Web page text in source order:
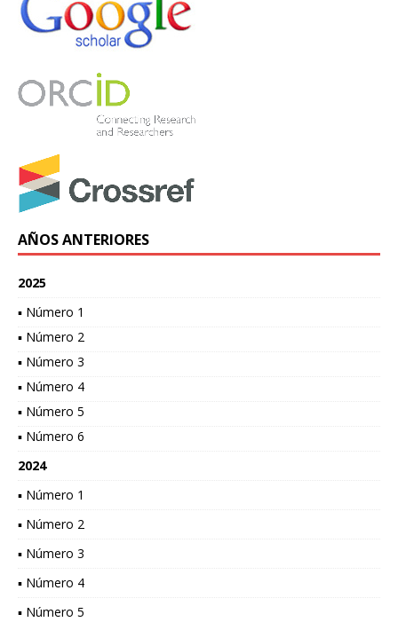
AÑOS ANTERIORES
2025
▪ Número 1
▪ Número 2
▪ Número 3
▪ Número 4
▪ Número 5
▪ Número 6
2024
▪ Número 1
▪ Número 2
▪ Número 3
▪ Número 4
▪ Número 5